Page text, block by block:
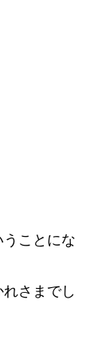
うことにな
さまでし